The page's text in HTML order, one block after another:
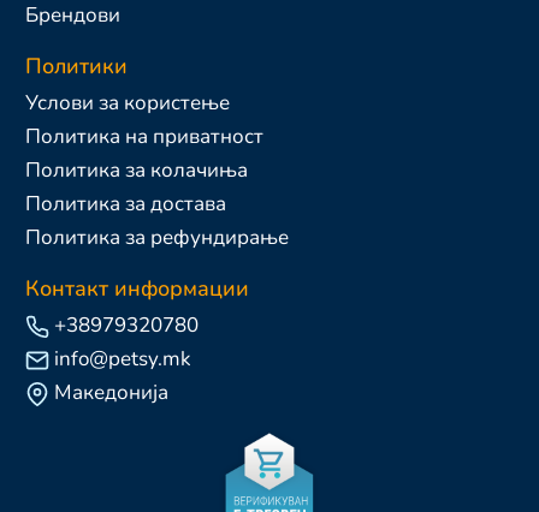
Брендови
Политики
Услови за користење
Политика на приватност
Политика за колачиња
Политика за достава
Политика за рефундирање
Контакт информации
+38979320780
info@petsy.mk
Македонија